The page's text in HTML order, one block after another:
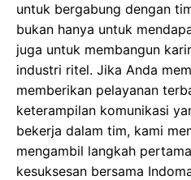
untuk bergabung dengan
bukan hanya untuk
juga untuk membangun
industri ritel. Jika Anda
memberikan pelayanan
keterampilan komunikasi
bekerja dalam tim, kami
mengambil langkah
kesuksesan bersama